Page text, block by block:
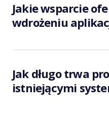
Jakie wsparcie
wdrożeniu
Jak długo trwa
istniejącymi